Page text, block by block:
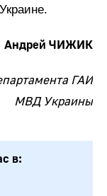
Андрей ЧИЖИК
ГАИ
МВД Украины
в: